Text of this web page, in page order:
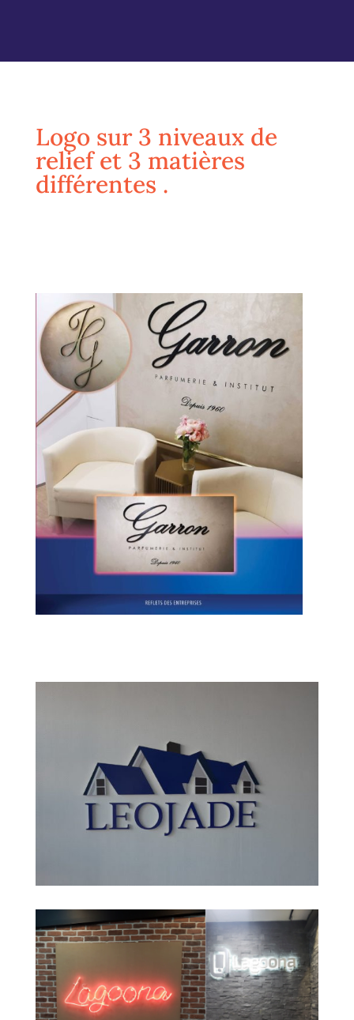
Logo sur 3 niveaux de
relief et 3 matières
différentes .